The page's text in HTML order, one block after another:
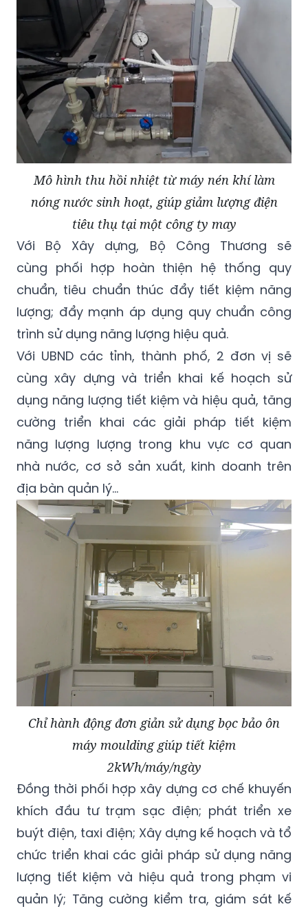
Mô hình thu hồi nhiệt từ máy nén khí làm
nóng nước sinh hoạt, giúp giảm lượng điện
tiêu thụ tại một công ty may
Với Bộ Xây dựng, Bộ Công Thương sẽ
cùng phối hợp hoàn thiện hệ thống quy
chuẩn, tiêu chuẩn thúc đẩy tiết kiệm năng
lượng; đẩy mạnh áp dụng quy chuẩn công
trình sử dụng năng lượng hiệu quả.
Với UBND các tỉnh, thành phố, 2 đơn vị sẽ
cùng xây dựng và triển khai kế hoạch sử
dụng năng lượng tiết kiệm và hiệu quả, tăng
cường triển khai các giải pháp tiết kiệm
năng lượng lượng trong khu vực cơ quan
nhà nước, cơ sở sản xuất, kinh doanh trên
địa bàn quản lý...
Chỉ hành động đơn giản sử dụng bọc bảo ôn
máy moulding giúp tiết kiệm
2kWh/máy/ngày
Đồng thời phối hợp xây dựng cơ chế khuyến
khích đầu tư trạm sạc điện; phát triển xe
buýt điện, taxi điện; Xây dựng kế hoạch và tổ
chức triển khai các giải pháp sử dụng năng
lượng tiết kiệm và hiệu quả trong phạm vi
quản lý; Tăng cường kiểm tra, giám sát kế